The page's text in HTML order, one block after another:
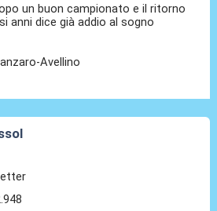
un buon campionato e il ritorno
anni dice già addio al sogno
Avellino